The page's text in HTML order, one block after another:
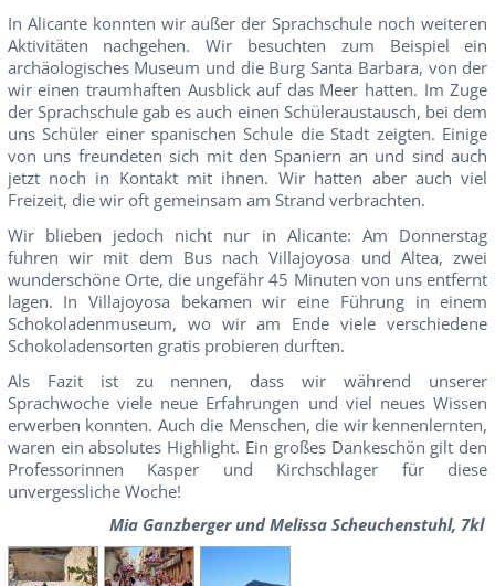
In Alicante konnten wir außer der Sprachschule noch weiteren
Aktivitäten nachgehen. Wir besuchten zum Beispiel ein
archäologisches Museum und die Burg Santa Barbara, von der
wir einen traumhaften Ausblick auf das Meer hatten. Im Zuge
der Sprachschule gab es auch einen Schüleraustausch, bei dem
uns Schüler einer spanischen Schule die Stadt zeigten. Einige
von uns freundeten sich mit den Spaniern an und sind auch
jetzt noch in Kontakt mit ihnen. Wir hatten aber auch viel
Freizeit, die wir oft gemeinsam am Strand verbrachten.
Wir blieben jedoch nicht nur in Alicante: Am Donnerstag
fuhren wir mit dem Bus nach Villajoyosa und Altea, zwei
wunderschöne Orte, die ungefähr 45 Minuten von uns entfernt
lagen. In Villajoyosa bekamen wir eine Führung in einem
Schokoladenmuseum, wo wir am Ende viele verschiedene
Schokoladensorten gratis probieren durften.
Als Fazit ist zu nennen, dass wir während unserer
Sprachwoche viele neue Erfahrungen und viel neues Wissen
erwerben konnten. Auch die Menschen, die wir kennenlernten,
waren ein absolutes Highlight. Ein großes Dankeschön gilt den
Professorinnen Kasper und Kirchschlager für diese
unvergessliche Woche!
Mia Ganzberger und Melissa Scheuchenstuhl, 7kl